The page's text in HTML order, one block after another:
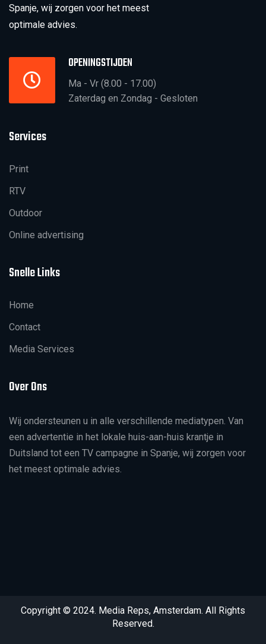
Spanje, wij zorgen voor het meest
optimale advies.
OPENINGSTIJDEN
Ma - Vr (8.00 - 17.00)
Zaterdag en Zondag - Gesloten
Services
Print
RTV
Outdoor
Online advertising
Snelle Links
Home
Contact
Media Services
Over Ons
Wij ondersteunen u in alle verschillende mediatypen. Van
een advertentie in het lokale huis-aan-huis krantje in
Duitsland tot een TV campagne in Spanje, wij zorgen voor
het meest optimale advies.
Copyright © 2024. Media Reps, Amsterdam. All Rights
Reserved.